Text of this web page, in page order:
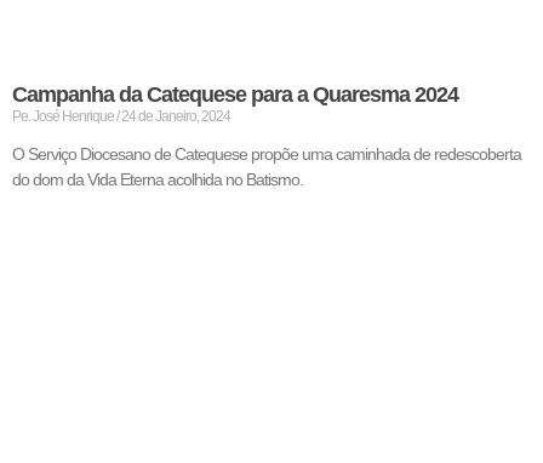
Campanha da Catequese para a Quaresma 2024
Pe. José Henrique 24 de Janeiro, 2024
O Serviço Diocesano de Catequese propõe uma caminhada de redescoberta
do dom da Vida Eterna acolhida no Batismo.